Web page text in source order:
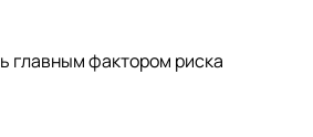
главным фактором риска